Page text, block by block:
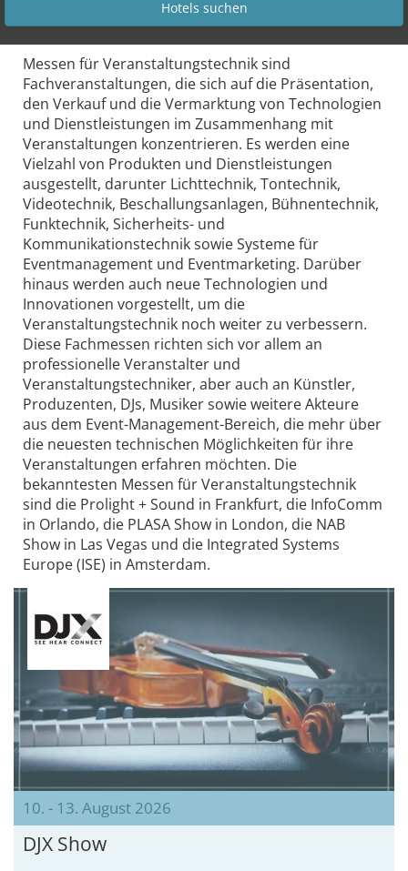
Messen für Veranstaltungstechnik sind
Fachveranstaltungen, die sich auf die Präsentation,
den Verkauf und die Vermarktung von Technologien
und Dienstleistungen im Zusammenhang mit
Veranstaltungen konzentrieren. Es werden eine
Vielzahl von Produkten und Dienstleistungen
ausgestellt, darunter Lichttechnik, Tontechnik,
Videotechnik, Beschallungsanlagen, Bühnentechnik,
Funktechnik, Sicherheits- und
Kommunikationstechnik sowie Systeme für
Eventmanagement und Eventmarketing. Darüber
hinaus werden auch neue Technologien und
Innovationen vorgestellt, um die
Veranstaltungstechnik noch weiter zu verbessern.
Diese Fachmessen richten sich vor allem an
professionelle Veranstalter und
Veranstaltungstechniker, aber auch an Künstler,
Produzenten, DJs, Musiker sowie weitere Akteure
aus dem Event-Management-Bereich, die mehr über
die neuesten technischen Möglichkeiten für ihre
Veranstaltungen erfahren möchten. Die
bekanntesten Messen für Veranstaltungstechnik
sind die Prolight + Sound in Frankfurt, die InfoComm
in Orlando, die PLASA Show in London, die NAB
Show in Las Vegas und die Integrated Systems
Europe (ISE) in Amsterdam.
10. - 13. August 2026
DJX Show